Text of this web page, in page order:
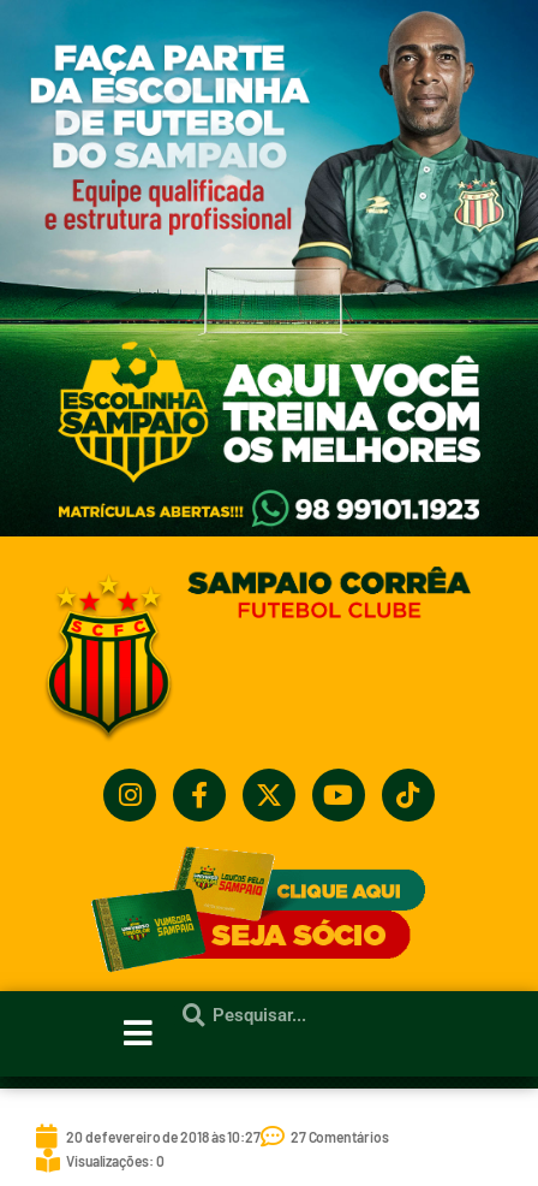
20 de fevereiro de 2018 às 10:27
27 Comentários
Visualizações: 0